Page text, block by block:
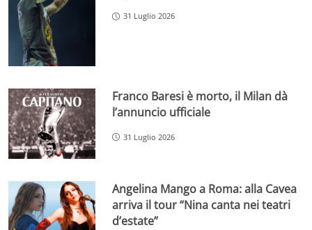
31 Luglio 2026
Franco Baresi è morto, il Milan dà
l’annuncio ufficiale
31 Luglio 2026
Angelina Mango a Roma: alla Cavea
arriva il tour “Nina canta nei teatri
d’estate”